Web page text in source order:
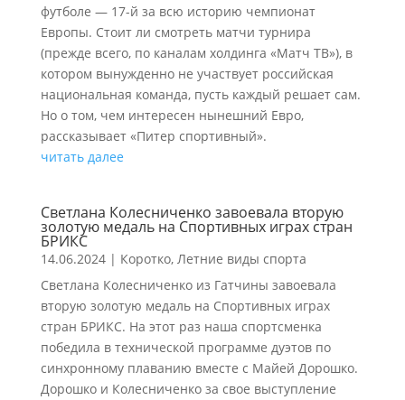
футболе — 17-й за всю историю чемпионат
Европы. Стоит ли смотреть матчи турнира
(прежде всего, по каналам холдинга «Матч ТВ»), в
котором вынужденно не участвует российская
национальная команда, пусть каждый решает сам.
Но о том, чем интересен нынешний Евро,
рассказывает «Питер спортивный».
читать далее
Светлана Колесниченко завоевала вторую
золотую медаль на Спортивных играх стран
БРИКС
14.06.2024| Коротко, Летние виды спорта
Светлана Колесниченко из Гатчины завоевала
вторую золотую медаль на Спортивных играх
стран БРИКС. На этот раз наша спортсменка
победила в технической программе дуэтов по
синхронному плаванию вместе с Майей Дорошко.
Дорошко и Колесниченко за свое выступление